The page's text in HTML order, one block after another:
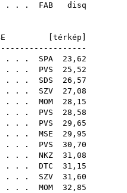
. . . FAB disq
[ térkép
. . . SPA 23,62
. . . PVS 25,52
. . . SDS 26,57
. . . SZV 27,08
. . . MOM 28,15
. . . PVS 28,58
. . . PVS 29,65
. . . MSE 29,95
. . . PVS 30,70
. . . NKZ 31,08
. . . DTC 31,15
. . . SZV 31,60
. . . MOM 32,85